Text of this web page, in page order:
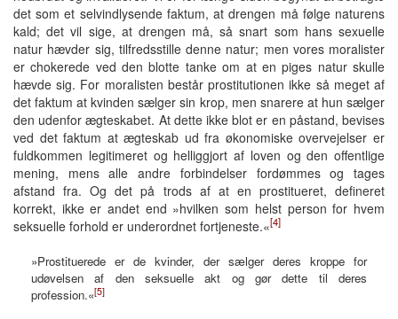
det som et selvindlysende faktum, at drengen må følge naturens
kald; det vil sige, at drengen må, så snart som hans sexuelle
natur hævder sig, tilfredsstille denne natur; men vores moralister
er chokerede ved den blotte tanke om at en piges natur skulle
hævde sig. For moralisten består prostitutionen ikke så meget af
det faktum at kvinden sælger sin krop, men snarere at hun sælger
den udenfor ægteskabet. At dette ikke blot er en påstand, bevises
ved det faktum at ægteskab ud fra økonomiske overvejelser er
fuldkommen legitimeret og helliggjort af loven og den offentlige
mening, mens alle andre forbindelser fordømmes og tages
afstand fra. Og det på trods af at en prostitueret, defineret
korrekt, ikke er andet end »hvilken som helst person for hvem
seksuelle forhold er underordnet fortjeneste.«[4]
»Prostituerede er de kvinder, der sælger deres kroppe for
udøvelsen af den seksuelle akt og gør dette til deres
profession.«[5]